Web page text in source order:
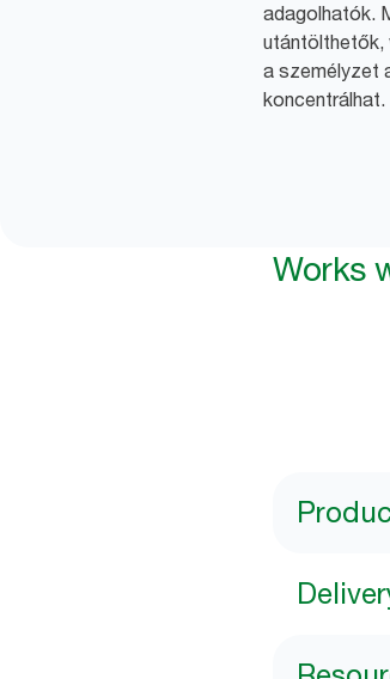
adagolhatók.
utántölthetők,
a személyzet
koncentrálhat.
Works